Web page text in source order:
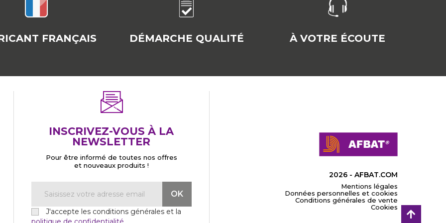
FRANÇAIS DÉMARCHE QUALITÉ À VOTRE ÉCOUTE
INSCRIVEZ-VOUS À LA
NEWSLETTER
Pour être informé de toutes nos offres
et nouveaux produits !
J'accepte les conditions générales et la
2026 - AFBAT.COM
Mentions légales
Données personnelles et cookies
Conditions générales de vente
Cookies